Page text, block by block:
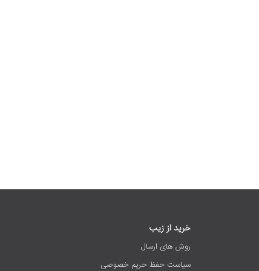
خرید از زیب
روش های ارسال
سیاست حفظ حریم خصوصی